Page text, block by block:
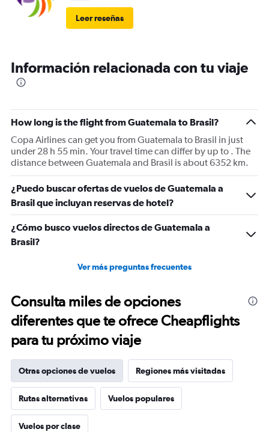
Leer reseñas
Información relacionada con tu viaje
How long is the flight from Guatemala to Brasil?
Copa Airlines can get you from Guatemala to Brasil in just
under 28 h 55 min. Your travel time can differ by up to . The
distance between Guatemala and Brasil is about 6352 km.
¿Puedo buscar ofertas de vuelos de Guatemala a
Brasil que incluyan reservas de hotel?
¿Cómo busco vuelos directos de Guatemala a
Brasil?
Ver más preguntas frecuentes
Consulta miles de opciones
diferentes que te ofrece Cheapflights
para tu próximo viaje
Otras opciones de vuelos Regiones más visitadas
Rutas alternativas Vuelos populares
Vuelos por clase